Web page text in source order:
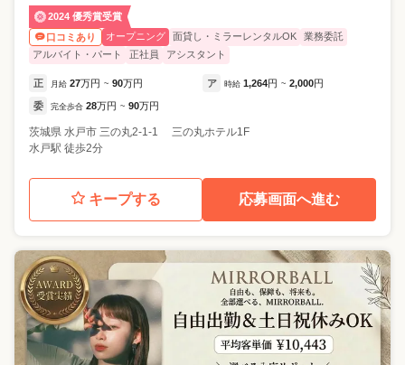
2024 優秀賞受賞
口コミあり
オープニング 面貸し・ミラーレンタルOK
業務委託
アルバイト・パート
正社員 アシスタント
正 月給 27万円 ~ 90万円 ア 時給 1,264円 ~ 2,000円
委 完全歩合 28万円 ~ 90万円
茨城県 水戸市 三の丸2-1-1 三の丸ホテル1F
水戸駅 徒歩2分
キープする 応募画面へ進む